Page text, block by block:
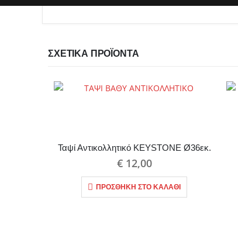
ΣΧΕΤΙΚΆ ΠΡΟΪΌΝΤΑ
Ταψί Αντικολλητικό KEYSTONE Ø36εκ.
€12,00
ΠΡΟΣΘΉΚΗ ΣΤΟ ΚΑΛΆΘΙ